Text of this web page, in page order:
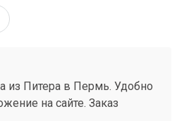
из Питера в Пермь. Удобно
на сайте. Заказ